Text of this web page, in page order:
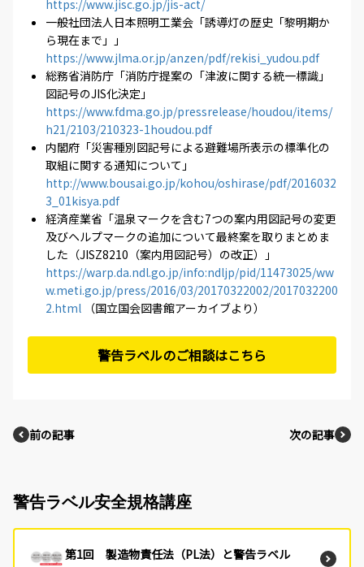
https://www.jisc.go.jp/jis-act/
一般社団法人日本照明工業会「誘導灯の歴史「黎明期か
ら現在まで」」
https://www.jlma.or.jp/anzen/pdf/rekisi_yudou.pdf
総務省消防庁「消防庁提案の「津波に関する統一標識」
図記号のJIS化決定」
https://www.fdma.go.jp/pressrelease/houdou/items/
h21/2103/210323-1houdou.pdf
内閣府「災害種別図記号による避難場所表示の標準化の
取組に関する通知について」
http://www.bousai.go.jp/kohou/oshirase/pdf/2016032
3_01kisya.pdf
経済産業省「温泉マークを含む7つの案内用図記号の変更
及びヘルプマークの追加について最終案を取りまとめま
した（JISZ8210（案内用図記号）の改正）」
https://warp.da.ndl.go.jp/info:ndljp/pid/11473025/ww
w.meti.go.jp/press/2016/03/20170322002/2017032200
2.html
（国立国会図書館アーカイブより）
警告ラベルのご相談はこちら
前の記事 次の記事
警告ラベル安全規格講座
第1回 製造物責任法（PL法）と警告ラベル